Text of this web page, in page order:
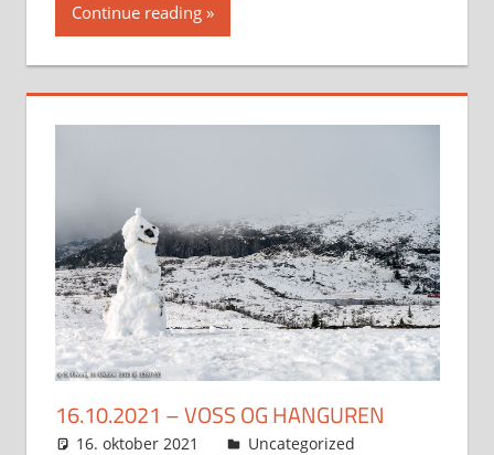
Continue reading
16.10.2021 – VOSS OG HANGUREN
16. oktober 2021 Svein
Uncategorized